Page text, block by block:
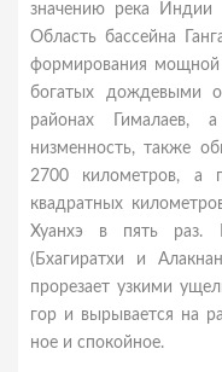
значению река
Область бассейна
формирования мощной
богатых дождевыми
районах
низменность, также
2700 километров, а
квадратных
Хуанхэ в пять раз.
(Бхагиратхи и
прорезает узкими
гор и вырывается на
ное и спокойное.